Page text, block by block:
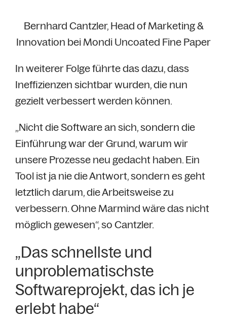
Bernhard Cantzler, Head of Marketing &
Innovation bei Mondi Uncoated Fine Paper
In weiterer Folge führte das dazu, dass
Ineffizienzen sichtbar wurden, die nun
gezielt verbessert werden können.
„Nicht die Software an sich, sondern die
Einführung war der Grund, warum wir
unsere Prozesse neu gedacht haben. Ein
Tool ist ja nie die Antwort, sondern es geht
letztlich darum, die Arbeitsweise zu
verbessern. Ohne Marmind wäre das nicht
möglich gewesen“, so Cantzler.
„Das schnellste und
unproblematischste
Softwareprojekt, das ich je
erlebt habe“